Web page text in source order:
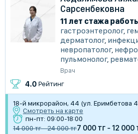
Сарсенбековна
11 лет стажа
гастроэнтеролог,
дерматолог,
невропатолог,
пульмонолог,
Врач
4.0 Рейтинг
18-й микрорайон, 44 (ул. Еримбетова
Смотреть на карте
пн-пт: 09:00-18:00
14 000 тг - 24 000 тг7 000 тг - 12 000